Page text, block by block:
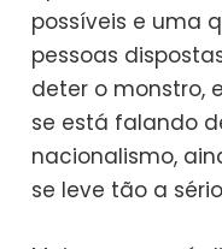
possíveis e uma
pessoas
deter o monstro,
se está falando
nacionalismo,
se leve tão a